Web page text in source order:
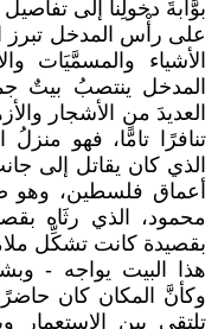
بوَّابةَ دخولِنا إلى
على رأْس المدخل تبرز
الأشياء والمسمَّيَات
المدخل ينتصبُ بيتٌ
العديدَ من الأشجار
تنافرًا تامًّا، فهو
الذي كان يقاتل إلى
أعماق فلسطين، وهو
محمود، الذي رثَاه
بقصيدة كانت تشكِّل
هذا البيت يواجه -
وكأنَّ المكان كان حاضرًا
تلتقي بين الاستعمار